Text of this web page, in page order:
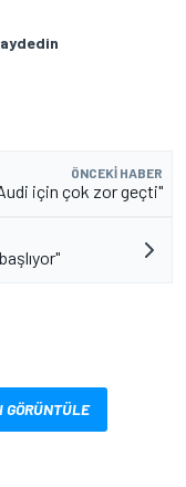
ÖNCEKI HABER
için çok zor geçti"
GÖRÜNTÜLE